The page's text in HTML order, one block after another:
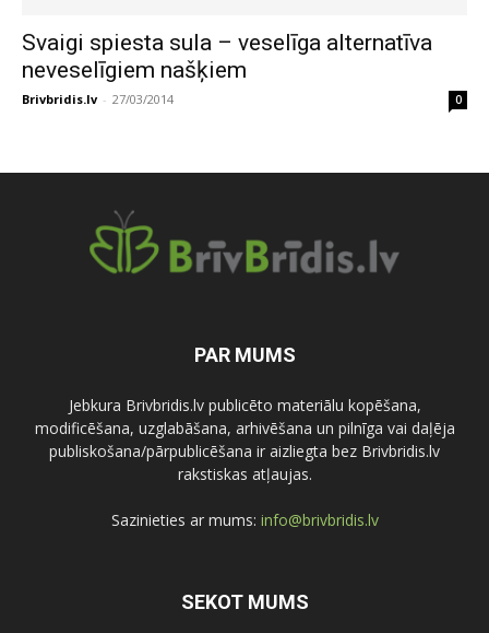
Svaigi spiesta sula – veselīga alternatīva
neveselīgiem našķiem
Brivbridis.lv - 27/03/2014 0
PAR MUMS
Jebkura Brivbridis.lv publicēto materiālu kopēšana,
modificēšana, uzglabāšana, arhivēšana un pilnīga vai daļēja
publiskošana/pārpublicēšana ir aizliegta bez Brivbridis.lv
rakstiskas atļaujas.
Sazinieties ar mums: info@brivbridis.lv
SEKOT MUMS